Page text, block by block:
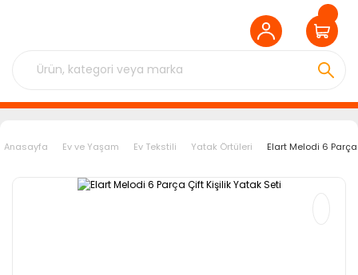
Anasayfa Ev ve Yaşam Ev Tekstili Yatak Örtüleri Elart Melodi 6